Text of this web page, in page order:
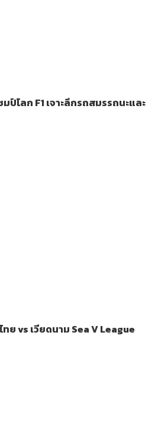
โลก F1 เจาะลึกรถสมรรถนะและ
vs เวียดนาม Sea V League